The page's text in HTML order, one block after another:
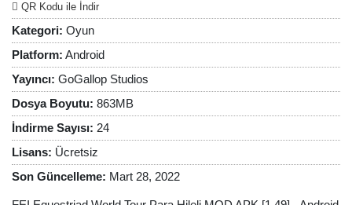
QR Kodu ile İndir
Kategori: Oyun
Platform: Android
Yayıncı: GoGallop Studios
Dosya Boyutu: 863MB
İndirme Sayısı: 24
Lisans: Ücretsiz
Son Güncelleme: Mart 28, 2022